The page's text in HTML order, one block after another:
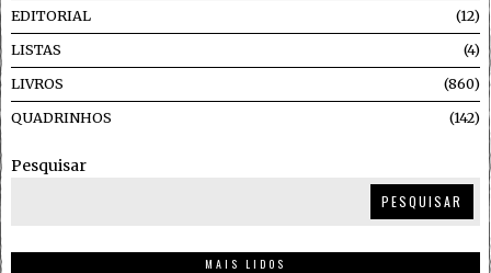
EDITORIAL 12
LISTAS 4
LIVROS 860
QUADRINHOS 142
Pesquisar
PESQUISAR
MAIS LIDOS